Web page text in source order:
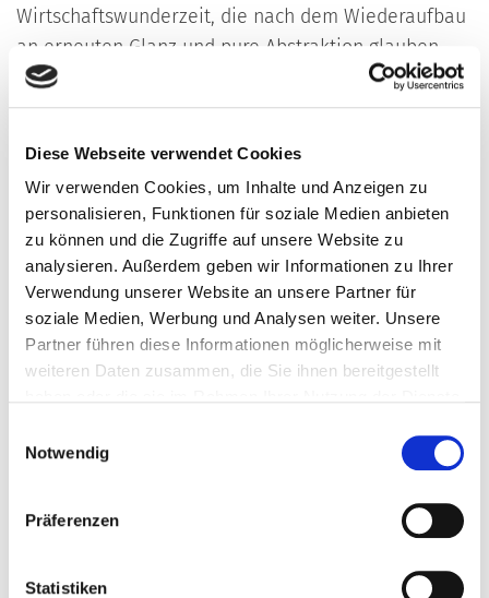
Diese Webseite verwendet Cookies
Wir verwenden Cookies, um Inhalte und Anzeigen zu
personalisieren, Funktionen für soziale Medien anbieten
zu können und die Zugriffe auf unsere Website zu
analysieren. Außerdem geben wir Informationen zu Ihrer
Verwendung unserer Website an unsere Partner für
soziale Medien, Werbung und Analysen weiter. Unsere
Partner führen diese Informationen möglicherweise mit
weiteren Daten zusammen, die Sie ihnen bereitgestellt
Notwendig
Präferenzen
Statistiken
Wirtschaftswunderzeit, die nach dem Wiederaufbau
an erneuten Glanz und pure Abstraktion glauben
ließen. Während viele seiner Zeitgenossen das
Kapital verteufelten, machte er es sich zu Diensten.
denkbar. Er erfand sich den Kapitalismus für
Künstler, was ihm nicht nur Freunde einbrachte. Er
gründete eine Stiftung und beschloss als dreifacher
Ordensträger sein erfolgreiches Leben in Rottweil.
Text: EBBA Kaynak